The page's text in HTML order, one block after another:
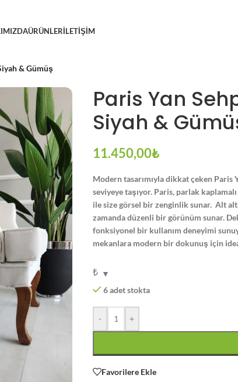
ÜRÜNLERİLETIŞIM
& Gümüş
Paris Yan
Siyah &
11.450,00₺
Modern tasarımıyla dikkat çeken Paris
seviyeye taşıyor. Paris, parlak
ile size görsel bir zenginlik sunar. Alt
zamanda düzenli bir görünüm sunar.
fonksiyonel bir kullanım deneyimi
mekanlara modern bir dokunuş için
₺
6 adet stokta
- +
Favorilere Ekle